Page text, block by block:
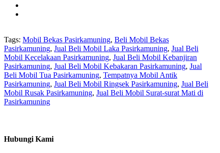
Tags: Mobil Bekas Pasirkamuning, Beli Mobil Bekas
Pasirkamuning, Jual Beli Mobil Laka Pasirkamuning, Jual Beli
Mobil Kecelakaan Pasirkamuning, Jual Beli Mobil Kebanjiran
Pasirkamuning, Jual Beli Mobil Kebakaran Pasirkamuning, Jual
Beli Mobil Tua Pasirkamuning, Tempatnya Mobil Antik
Pasirkamuning, Jual Beli Mobil Ringsek Pasirkamuning, Jual Beli
Mobil Rusak Pasirkamuning, Jual Beli Mobil Surat-surat Mati di
Pasirkamuning
Hubungi Kami